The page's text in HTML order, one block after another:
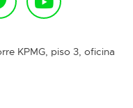
KPMG, piso 3, oficina